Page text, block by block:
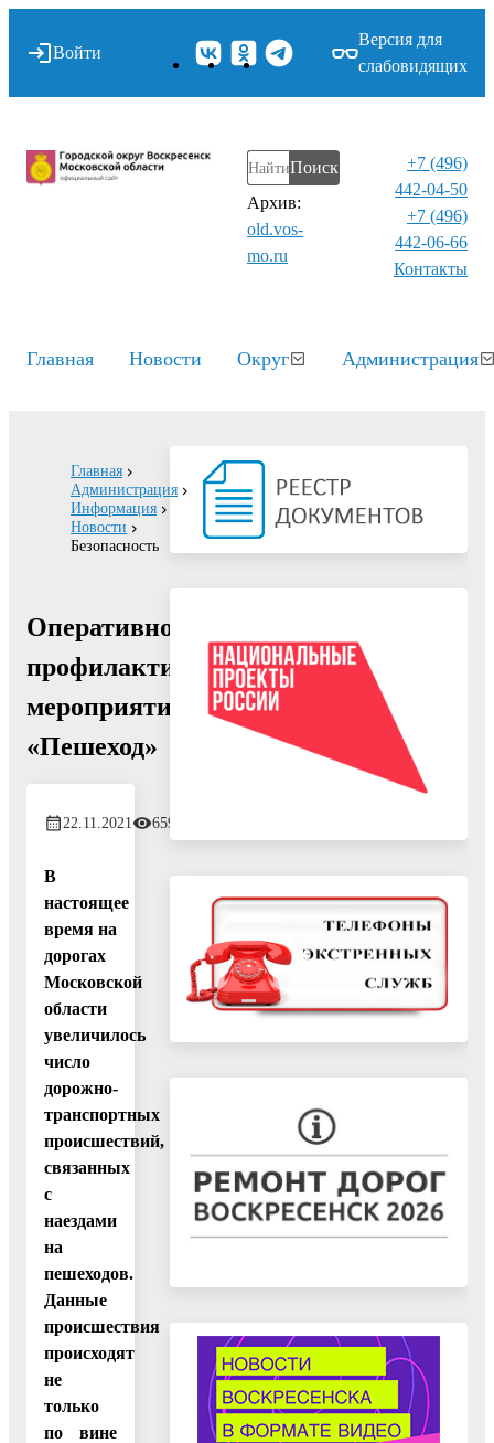
Войти
Версия для
слабовидящих
Поиск
Архив:
old.vos-
mo.ru
+7 (496)
442-04-50
+7 (496)
442-06-66
Контакты⁠
Главная Новости Округ Администрация
Главная
Администрация
Информация
Новости
Безопасность
Оперативно-
профилактическое
мероприятие
«Пешеход»
22.11.2021 659
В
настоящее
время на
дорогах
Московской
области
увеличилось
число
дорожно-
транспортных
происшествий,
связанных
с
наездами
на
пешеходов.
Данные
происшествия
происходят
не
только
по вине